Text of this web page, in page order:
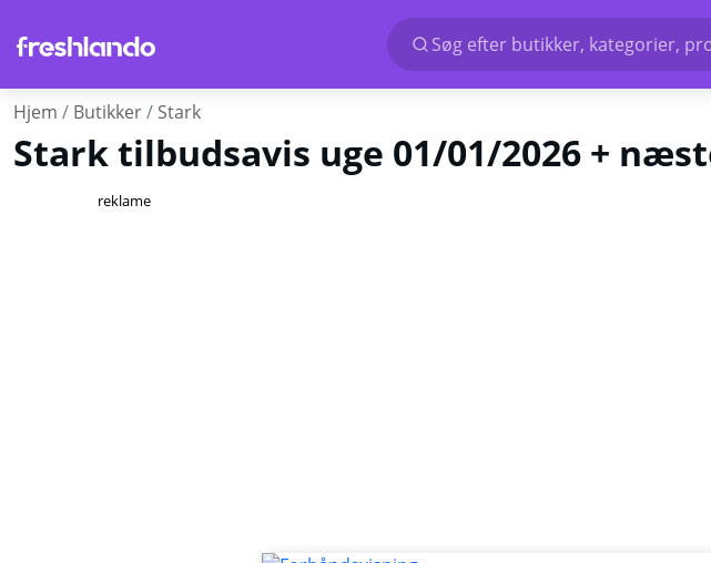
Søg efter butikker, kategorier,
Hjem Butikker Stark
Stark tilbudsavis uge 01/01/2026 +
reklame